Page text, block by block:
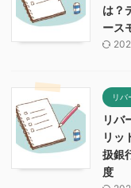
は？
ース
リバ
リバ
リッ
扱銀
度